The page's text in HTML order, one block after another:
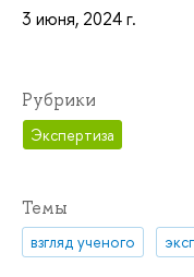
3 июня, 2024 г.
Рубрики
Экспертиза
Темы
взгляд ученого